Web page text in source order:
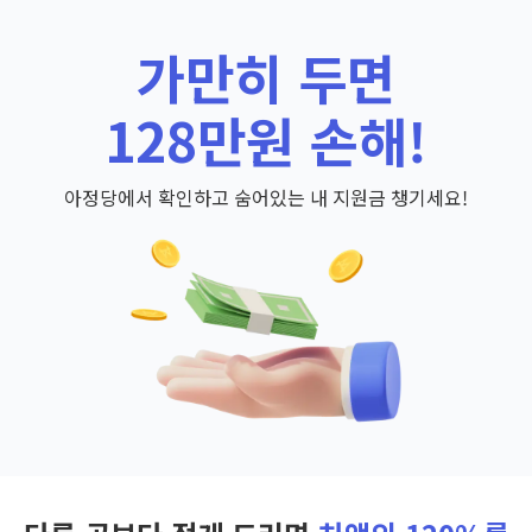
가만히 두면
128만원 손해!
아정당에서 확인하고 숨어있는 내 지원금 챙기세요!